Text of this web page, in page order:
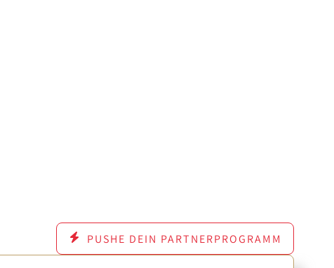
PUSHE DEIN PARTNERPROGRAMM